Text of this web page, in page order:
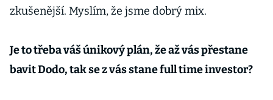
zkušenější. Myslím, že jsme dobrý mix.
Je to třeba váš únikový plán, že až vás přestane
bavit Dodo, tak se z vás stane full time investor?